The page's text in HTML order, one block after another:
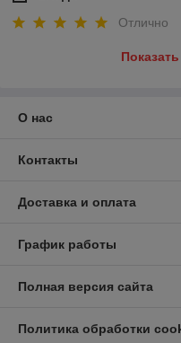
Отлично
О нас
Контакты
Доставка и оплата
График работы
Полная версия сайта
Политика обработки